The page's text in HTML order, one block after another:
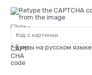
* буквы на русском языке